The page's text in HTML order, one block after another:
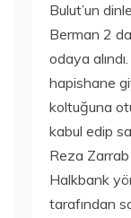
Bulut’un
Berman 2
odaya
hapishane
koltuğuna
kabul edip
Reza
Halkbank
tarafından